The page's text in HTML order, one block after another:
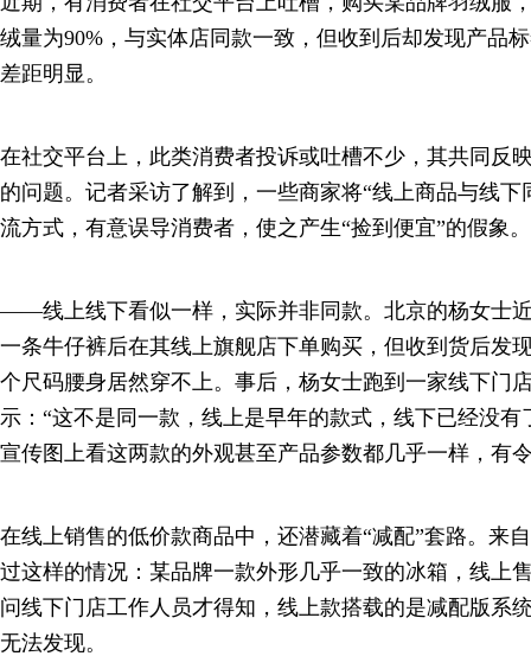
绒量为90%，与实体店同款一致，但收到后却发现产品
差距明显。
在社交平台上，此类消费者投诉或吐槽不少，其共同反
的问题。记者采访了解到，一些商家将“线上商品与线下
流方式，有意误导消费者，使之产生“捡到便宜”的假象。
——线上线下看似一样，实际并非同款。北京的杨女士
一条牛仔裤后在其线上旗舰店下单购买，但收到货后发
个尺码腰身居然穿不上。事后，杨女士跑到一家线下门
示：“这不是同一款，线上是早年的款式，线下已经没有
宣传图上看这两款的外观甚至产品参数都几乎一样，有
在线上销售的低价款商品中，还潜藏着“减配”套路。来
过这样的情况：某品牌一款外形几乎一致的冰箱，线上
问线下门店工作人员才得知，线上款搭载的是减配版系
无法发现。